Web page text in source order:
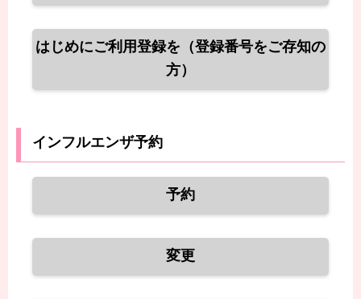
はじめにご利用登録を（登録番号をご存知の
方）
インフルエンザ予約
予約
変更